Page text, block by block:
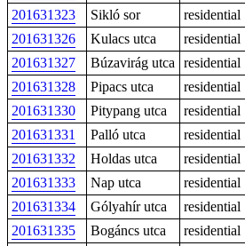
201631323
Sikló sor
residential
201631326
Kulacs utca
residential
201631327
Búzavirág utca
residential
201631328
Pipacs utca
residential
201631330
Pitypang utca
residential
201631331
Palló utca
residential
201631332
Holdas utca
residential
201631333
Nap utca
residential
201631334
Gólyahír utca
residential
201631335
Bogáncs utca
residential